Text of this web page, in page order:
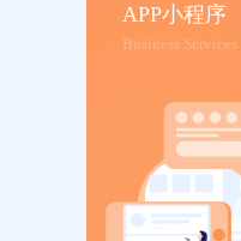
APP小程序
Business Services